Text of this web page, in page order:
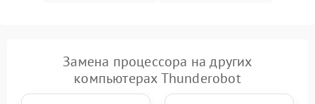
Замена процессора на других
компьютерах Thunderobot